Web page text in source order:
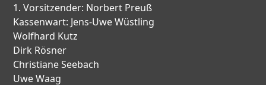
1. Vorsitzender: Norbert Preuß
Kassenwart: Jens-Uwe Wüstling
Wolfhard Kutz
Dirk Rösner
Christiane Seebach
Uwe Waag